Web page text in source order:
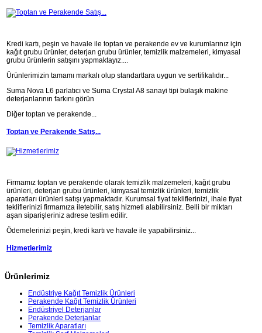
Kredi kartı, peşin ve havale ile toptan ve perakende ev ve kurumlarınız için
kağıt grubu ürünler, deterjan grubu ürünler, temizlik malzemeleri, kimyasal
grubu ürünlerin satışını yapmaktayız....
Ürünlerimizin tamamı markalı olup standartlara uygun ve sertifikalıdır...
Suma Nova L6 parlatıcı ve Suma Crystal A8 sanayi tipi bulaşık makine
deterjanlarının farkını görün
Diğer toptan ve perakende...
Toptan ve Perakende Satış...
Firmamız toptan ve perakende olarak temizlik malzemeleri, kağıt grubu
ürünleri, deterjan grubu ürünleri, kimyasal temizlik ürünleri, temizlik
aparatları ürünleri satışı yapmaktadır. Kurumsal fiyat tekliflerinizi, ihale fiyat
tekliflerinizi firmamıza iletebilir, satış hizmeti alabilirsiniz. Belli bir miktarı
aşan siparişleriniz adrese teslim edilir.
Ödemelerinizi peşin, kredi kartı ve havale ile yapabilirsiniz...
Hizmetlerimiz
Ürünlerimiz
Endüstriye Kağıt Temizlik Ürünleri
Perakende Kağıt Temizlik Ürünleri
Endüstriyel Deterjanlar
Perakende Deterjanlar
Temizlik Aparatları